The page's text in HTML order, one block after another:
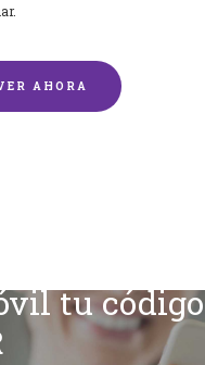
AHORA
tu código